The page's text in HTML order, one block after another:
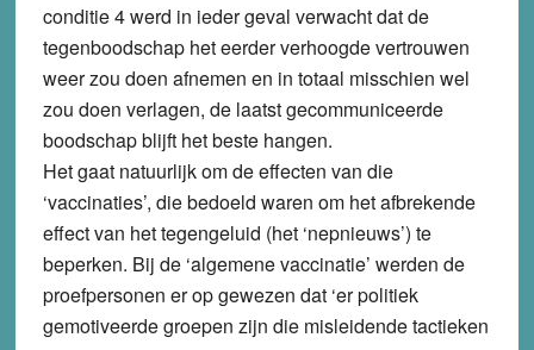
conditie 4 werd in ieder geval verwacht dat de
tegenboodschap het eerder verhoogde vertrouwen
weer zou doen afnemen en in totaal misschien wel
zou doen verlagen, de laatst gecommuniceerde
boodschap blijft het beste hangen.
Het gaat natuurlijk om de effecten van die
‘vaccinaties’, die bedoeld waren om het afbrekende
effect van het tegengeluid (het ‘nepnieuws’) te
beperken. Bij de ‘algemene vaccinatie’ werden de
proefpersonen er op gewezen dat ‘er politiek
gemotiveerde groepen zijn die misleidende tactieken